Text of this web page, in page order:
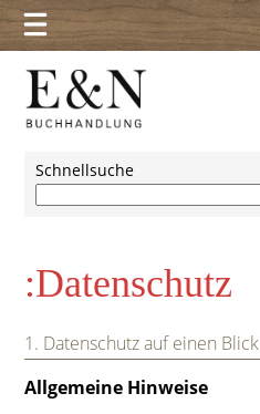
Schnellsuche
:Datenschutz
1. Datenschutz auf einen Blick
Allgemeine Hinweise